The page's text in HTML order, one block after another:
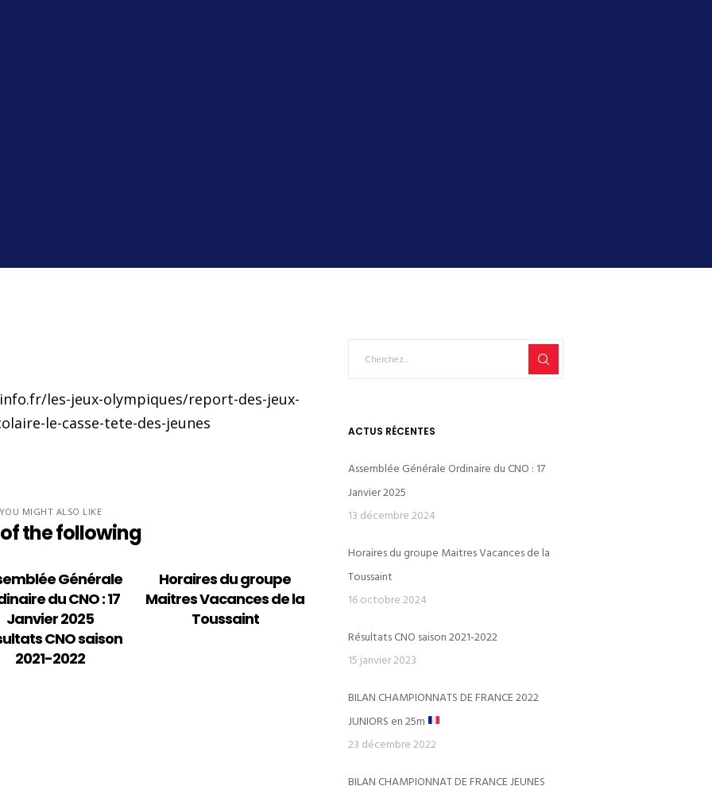
les-jeux-olympiques/report-des-jeux-
le-casse-tete-des-jeunes
YOU MIGHT ALSO LIKE
the following
Générale
du CNO : 17
Janvier 2025
Horaires du groupe
Maitres Vacances de la
Toussaint
CNO saison
2021-2022
ACTUS RÉCENTES
Assemblée Générale Ordinaire du CNO : 17
Janvier 2025
13 décembre 2024
Horaires du groupe Maitres Vacances de la
Toussaint
16 octobre 2024
Résultats CNO saison 2021-2022
15 janvier 2023
BILAN CHAMPIONNATS DE FRANCE 2022
JUNIORS en 25m
23 décembre 2022
BILAN CHAMPIONNAT DE FRANCE JEUNES
ACTIVITÉS
Ecole de Natation Française – ENF
Natation Adultes Maitres (+ de 18 ans)
Piscine du Dôme St-Germain-en-Laye
78100 SAINT GERMAIN-EN-LAYE